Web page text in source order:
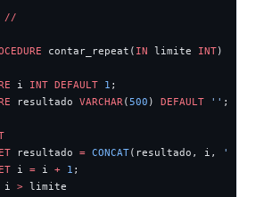
//
contar_repeat( IN limite INT)
i INT DEFAULT 1 ;
resultado VARCHAR(500 ) DEFAULT '' ;
resultado = CONCAT(resultado, i, ' '
i = i + 1 ;
i
> limite